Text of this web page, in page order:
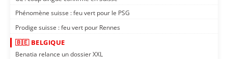
Phénomène suisse : feu vert pour le PSG
Prodige suisse : feu vert pour Rennes
🇧🇪 BELGIQUE
Benatia relance un dossier XXL